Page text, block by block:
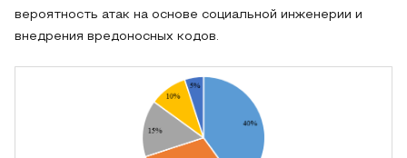
вероятность атак на основе социальной инженерии и
внедрения вредоносных кодов.